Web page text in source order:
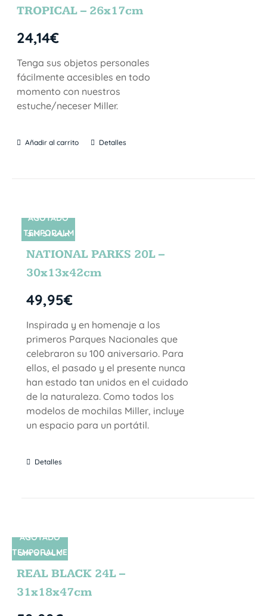
TROPICAL – 26x17cm
24,14€
Tenga sus objetos personales
fácilmente accesibles en todo
momento con nuestros
estuche/neceser Miller.
Añadir al carrito Detalles
SIN STOCK
AGOTADO
TEMPORALM
ENTE
NATIONAL PARKS 20L –
30x13x42cm
49,95€
Inspirada y en homenaje a los
primeros Parques Nacionales que
celebraron su 100 aniversario. Para
ellos, el pasado y el presente nunca
han estado tan unidos en el cuidado
de la naturaleza. Como todos los
modelos de mochilas Miller, incluye
un espacio para un portátil.
Detalles
SIN STOCK
AGOTADO
TEMPORALME
NTE
REAL BLACK 24L –
31x18x47cm